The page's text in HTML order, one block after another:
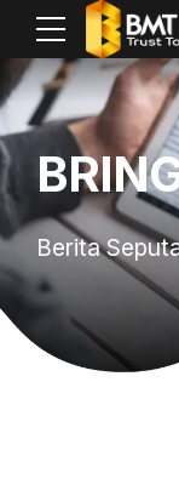
Berita